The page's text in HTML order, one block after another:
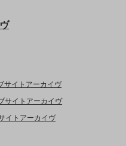
サイトアーカイヴ
サイトアーカイヴ
イトアーカイヴ